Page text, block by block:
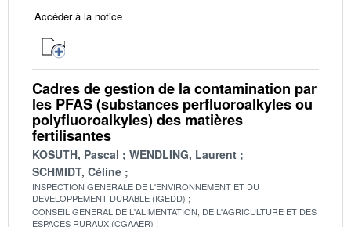
Accéder à la notice
Cadres de gestion de la contamination par
les PFAS (substances perfluoroalkyles ou
polyfluoroalkyles) des matières
fertilisantes
KOSUTH, Pascal
WENDLING, Laurent
SCHMIDT, Céline
INSPECTION GENERALE DE L'ENVIRONNEMENT ET DU
DEVELOPPEMENT DURABLE (IGEDD)
CONSEIL GENERAL DE L'ALIMENTATION, DE L'AGRICULTURE ET DES
ESPACES RURAUX (CGAAER)